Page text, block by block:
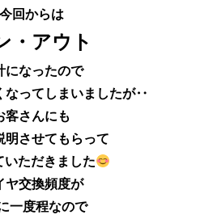
今回からは
・アウト
になったので
なってしまいましたが‥
客さんにも
明させてもらって
いただきました
ヤ交換頻度が
一度程なので